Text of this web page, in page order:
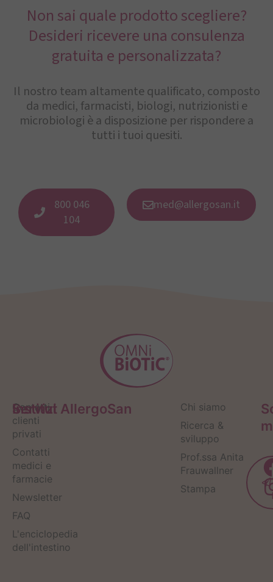
Non sai quale prodotto scegliere?
Desideri ricevere una consulenza
gratuita e personalizzata?
Il nostro team altamente qualificato, composto
da medici, farmacisti, biologi, nutrizionisti e
microbiologi è a disposizione per rispondere a
tutti i tuoi quesiti.
800 046
104
med@allergosan.it
Servizi
Contatti
clienti
privati
Contatti
medici e
farmacie
Newsletter
FAQ
L'enciclopedia
dell'intestino
Institut AllergoSan
Chi siamo
Ricerca &
sviluppo
Prof.ssa Anita
Frauwallner
Stampa